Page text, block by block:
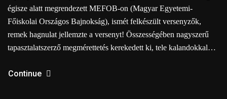
égisze alatt megrendezett MEFOB-on (Magyar Egyetemi-
Főiskolai Országos Bajnokság), ismét felkészült versenyzők,
remek hagnulat jellemzte a versenyt! Összességében nagyszerű
tapasztalatszerző megmérettetés kerekedett ki, tele kalandokkal…
Continue